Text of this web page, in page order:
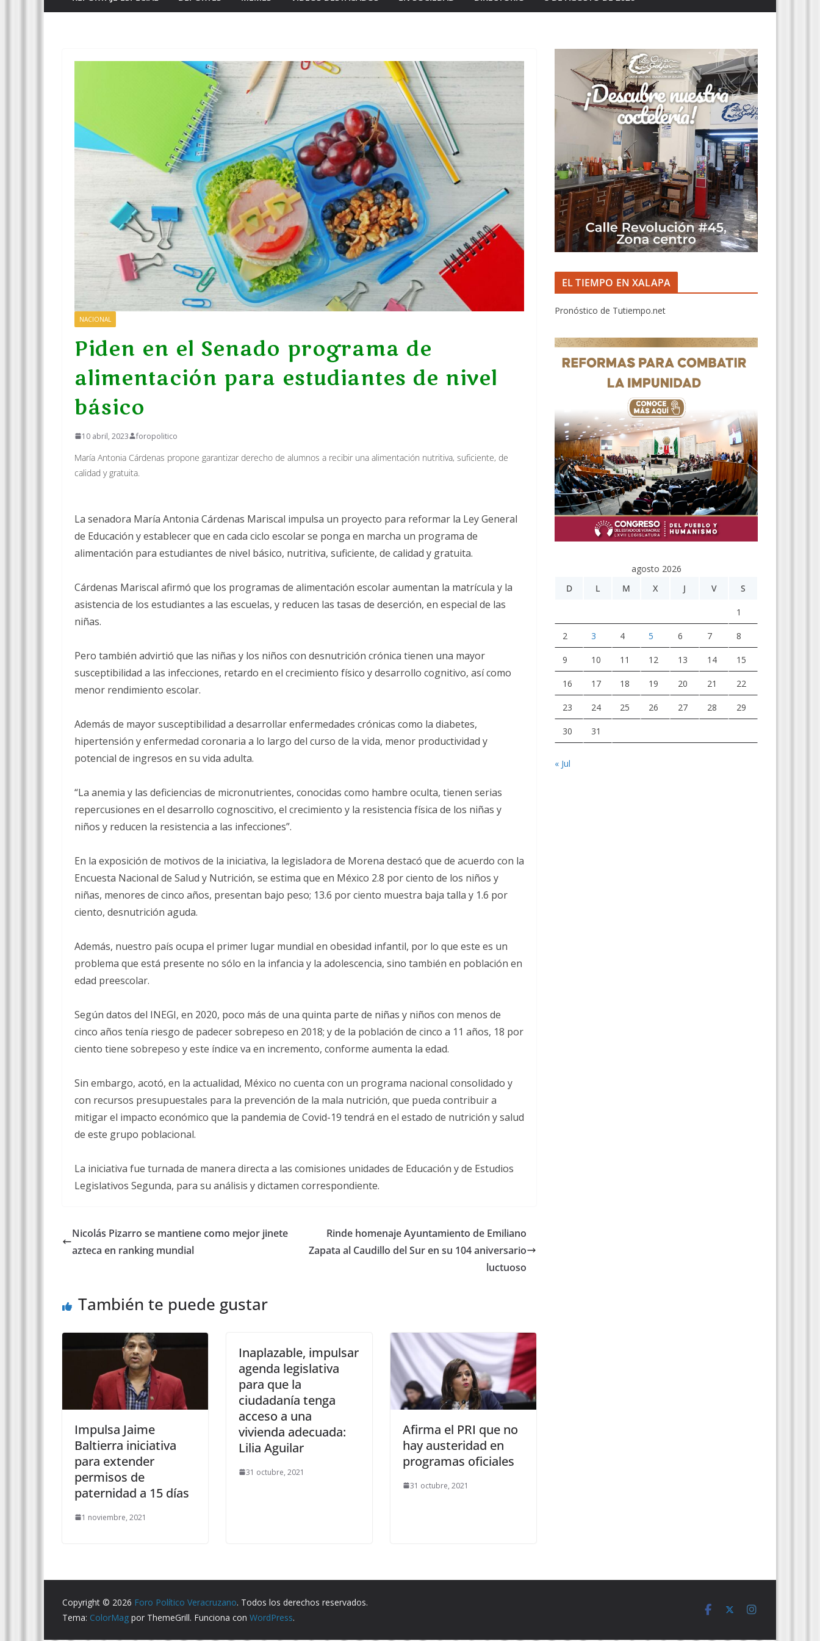
NACIONAL
Piden en el Senado programa de
alimentación para estudiantes de nivel
básico
10 abril, 2023 foropolitico
María Antonia Cárdenas propone garantizar derecho de alumnos a recibir una alimentación nutritiva, suficiente, de
calidad y gratuita.
La senadora María Antonia Cárdenas Mariscal impulsa un proyecto para reformar la Ley General
de Educación y establecer que en cada ciclo escolar se ponga en marcha un programa de
alimentación para estudiantes de nivel básico, nutritiva, suficiente, de calidad y gratuita.
Cárdenas Mariscal afirmó que los programas de alimentación escolar aumentan la matrícula y la
asistencia de los estudiantes a las escuelas, y reducen las tasas de deserción, en especial de las
niñas.
Pero también advirtió que las niñas y los niños con desnutrición crónica tienen una mayor
susceptibilidad a las infecciones, retardo en el crecimiento físico y desarrollo cognitivo, así como
menor rendimiento escolar.
Además de mayor susceptibilidad a desarrollar enfermedades crónicas como la diabetes,
hipertensión y enfermedad coronaria a lo largo del curso de la vida, menor productividad y
potencial de ingresos en su vida adulta.
“La anemia y las deficiencias de micronutrientes, conocidas como hambre oculta, tienen serias
repercusiones en el desarrollo cognoscitivo, el crecimiento y la resistencia física de los niñas y
niños y reducen la resistencia a las infecciones”.
En la exposición de motivos de la iniciativa, la legisladora de Morena destacó que de acuerdo con la
Encuesta Nacional de Salud y Nutrición, se estima que en México 2.8 por ciento de los niños y
niñas, menores de cinco años, presentan bajo peso; 13.6 por ciento muestra baja talla y 1.6 por
ciento, desnutrición aguda.
Además, nuestro país ocupa el primer lugar mundial en obesidad infantil, por lo que este es un
problema que está presente no sólo en la infancia y la adolescencia, sino también en población en
edad preescolar.
Según datos del INEGI, en 2020, poco más de una quinta parte de niñas y niños con menos de
cinco años tenía riesgo de padecer sobrepeso en 2018; y de la población de cinco a 11 años, 18 por
ciento tiene sobrepeso y este índice va en incremento, conforme aumenta la edad.
Sin embargo, acotó, en la actualidad, México no cuenta con un programa nacional consolidado y
con recursos presupuestales para la prevención de la mala nutrición, que pueda contribuir a
mitigar el impacto económico que la pandemia de Covid-19 tendrá en el estado de nutrición y salud
de este grupo poblacional.
La iniciativa fue turnada de manera directa a las comisiones unidades de Educación y de Estudios
Legislativos Segunda, para su análisis y dictamen correspondiente.
Nicolás Pizarro se mantiene como mejor jinete
azteca en ranking mundial
Rinde homenaje Ayuntamiento de Emiliano
Zapata al Caudillo del Sur en su 104 aniversario
luctuoso
También te puede gustar
Impulsa Jaime
Baltierra iniciativa
para extender
permisos de
paternidad a 15 días
1 noviembre, 2021
Inaplazable, impulsar
agenda legislativa
para que la
ciudadanía tenga
acceso a una
vivienda adecuada:
Lilia Aguilar
31 octubre, 2021
Afirma el PRI que no
hay austeridad en
programas oficiales
31 octubre, 2021
EL TIEMPO EN XALAPA
Pronóstico de Tutiempo.net
agosto 2026
D
L M X J V S
1
2 3 4 5 6 7 8
9 10 11 12 13 14 15
16 17 18 19 20 21 22
23 24 25 26 27 28 29
30 31
« Jul
Copyright © 2026 Foro Político Veracruzano. Todos los derechos reservados.
Tema: ColorMag por ThemeGrill. Funciona con WordPress.